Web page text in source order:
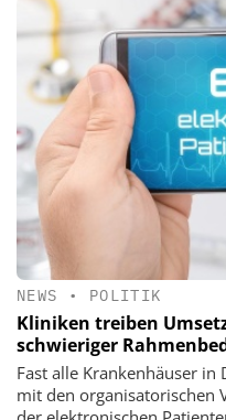
NEWS • POLITIK
Kliniken treiben
schwieriger
Fast alle Krankenhäuser in
mit den organisatorischen